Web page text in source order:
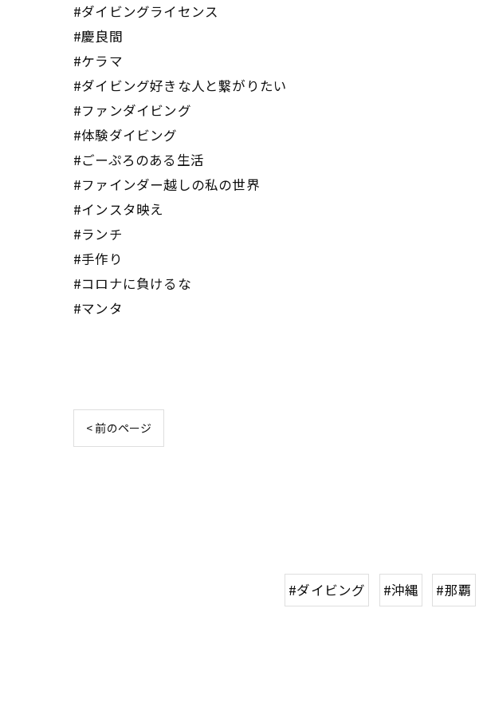
#ダイビングライセンス
#慶良間
#ケラマ
#ダイビング好きな人と繋がりたい
#ファンダイビング
#体験ダイビング
#ごーぷろのある生活
#ファインダー越しの私の世界
#インスタ映え
#ランチ
#手作り
#コロナに負けるな
#マンタ
< 前のページ
#ダイビング #沖縄 #那覇